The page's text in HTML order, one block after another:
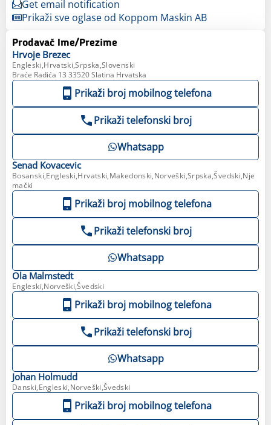
Get email notification
Prikaži sve oglase od Koppom Maskin AB
Prodavač Ime/Prezime
Hrvoje Brezec
Engleski,Hrvatski,Srpska,Slovenski
Braće Radića 13 33520 Slatina Hrvatska
Prikaži broj mobilnog telefona
Prikaži telefonski broj
Whatsapp
Senad Kovacevic
Bosanski,Engleski,Hrvatski,Makedonski,Norveški,Srpska,Švedski,Nje
mački
Prikaži broj mobilnog telefona
Prikaži telefonski broj
Whatsapp
Ola Malmstedt
Engleski,Norveški,Švedski
Prikaži broj mobilnog telefona
Prikaži telefonski broj
Whatsapp
Johan Holmudd
Danski,Engleski,Norveški,Švedski
Prikaži broj mobilnog telefona